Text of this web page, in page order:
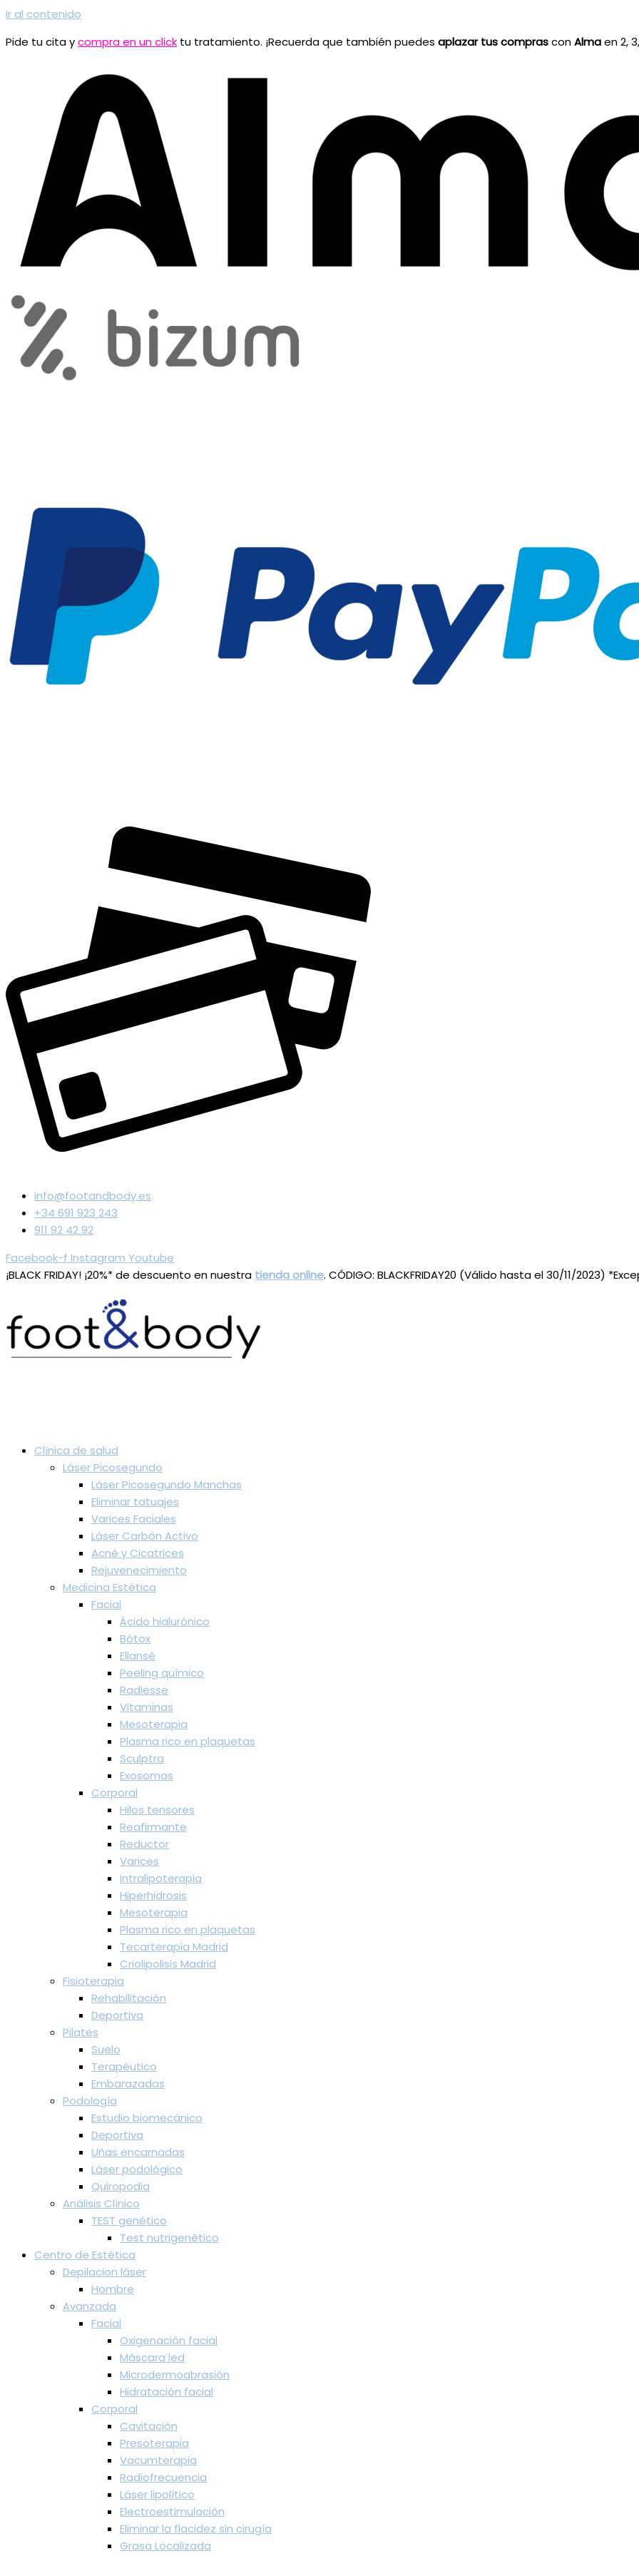
Ir al contenido
Pide tu cita ycompra en un click tu tratamiento. ¡Recuerda que también puedes aplazar tus comprasconAlmaen 2,
info@footandbody.es
+34 691 923 243
911 92 42 92
Facebook-f Instagram Youtube
¡BLACK FRIDAY! ¡20%* de descuento en nuestra tienda online. CÓDIGO: BLACKFRIDAY20 (Válido hasta el 30/11/2023)
Clínica de salud
Láser Picosegundo
Láser Picosegundo Manchas
Eliminar tatuajes
Varices Faciales
Láser Carbón Activo
Acné y Cicatrices
Rejuvenecimiento
Medicina Estética
Facial
Ácido hialurónico
Bótox
Ellansé
Peeling químico
Radiesse
Vitaminas
Mesoterapia
Plasma rico en plaquetas
Sculptra
Exosomas
Corporal
Hilos tensores
Reafirmante
Reductor
Varices
Intralipoterapia
Hiperhidrosis
Mesoterapia
Plasma rico en plaquetas
Tecarterapia Madrid
Criolipolisis Madrid
Fisioterapia
Rehabilitación
Deportiva
Pilates
Suelo
Terapéutico
Embarazadas
Podología
Estudio biomecánico
Deportiva
Uñas encarnadas
Láser podológico
Quiropodia
Análisis Clínico
TEST genético
Test nutrigenético
Centro de Estética
Depilacion láser
Hombre
Avanzada
Facial
Oxigenación facial
Máscara led
Microdermoabrasión
Hidratación facial
Corporal
Cavitación
Presoterapia
Vacumterapia
Radiofrecuencia
Láser lipolítico
Electroestimulación
Eliminar la flacidez sin cirugía
Grasa Localizada